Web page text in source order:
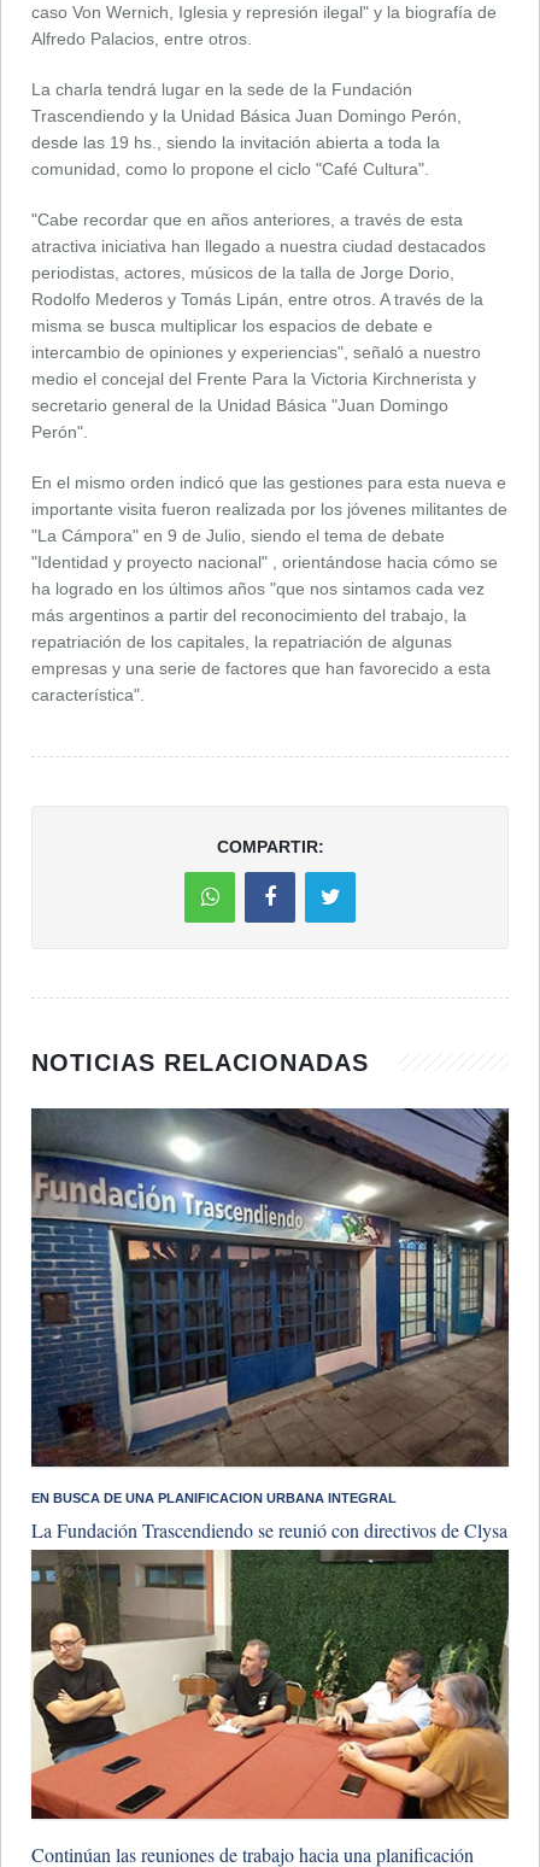
caso Von Wernich, Iglesia y represión ilegal" y la biografía de
Alfredo Palacios, entre otros.
La charla tendrá lugar en la sede de la Fundación
Trascendiendo y la Unidad Básica Juan Domingo Perón,
desde las 19 hs., siendo la invitación abierta a toda la
comunidad, como lo propone el ciclo "Café Cultura".
"Cabe recordar que en años anteriores, a través de esta
atractiva iniciativa han llegado a nuestra ciudad destacados
periodistas, actores, músicos de la talla de Jorge Dorio,
Rodolfo Mederos y Tomás Lipán, entre otros. A través de la
misma se busca multiplicar los espacios de debate e
intercambio de opiniones y experiencias", señaló a nuestro
medio el concejal del Frente Para la Victoria Kirchnerista y
secretario general de la Unidad Básica "Juan Domingo
Perón".
En el mismo orden indicó que las gestiones para esta nueva e
importante visita fueron realizada por los jóvenes militantes de
"La Cámpora" en 9 de Julio, siendo el tema de debate
"Identidad y proyecto nacional" , orientándose hacia cómo se
ha logrado en los últimos años "que nos sintamos cada vez
más argentinos a partir del reconocimiento del trabajo, la
repatriación de los capitales, la repatriación de algunas
empresas y una serie de factores que han favorecido a esta
característica".
COMPARTIR:
NOTICIAS RELACIONADAS
​EN BUSCA DE UNA PLANIFICACION URBANA INTEGRAL
La Fundación Trascendiendo se reunió con directivos de Clysa
Continúan las reuniones de trabajo hacia una planificación